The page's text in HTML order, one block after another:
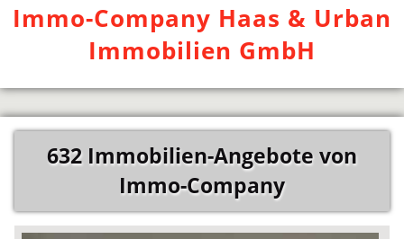
Immo-Company Haas & Urban
Immobilien GmbH
632 Immobilien-Angebote von
Immo-Company